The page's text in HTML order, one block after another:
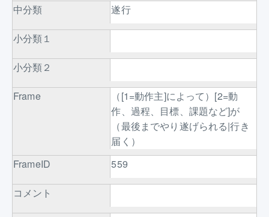
中分類 遂行
小分類１
小分類２
Frame
（[1=動作主]によって）[2=動
作、過程、目標、課題など]が
（最後までやり遂げられる|行き
届く）
FrameID
559
コメント